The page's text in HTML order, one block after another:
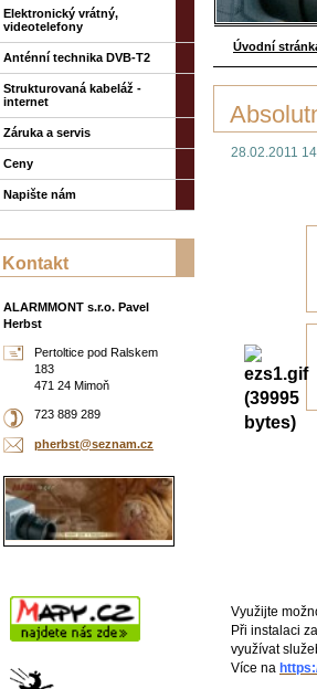
Úvodní
28.02.2011
Využijte
Při instalaci
využívat
Více na
Elektronický vrátný,
videotelefony
Anténní technika DVB-T2
Strukturovaná kabeláž -
internet
Záruka a servis
Ceny
Napište nám
Kontakt
ALARMMONT s.r.o. Pavel
Herbst
Pertoltice pod Ralskem
183
471 24 Mimoň
723 889 289
pherbst@seznam.cz